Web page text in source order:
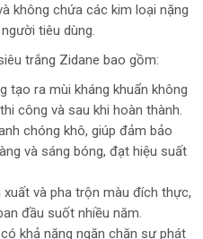
không chứa các kim loại nặng
tiêu dùng.
trắng Zidane bao gồm:
tạo ra mùi kháng khuẩn không
công và sau khi hoàn thành.
chóng khô, giúp đảm bảo
và sáng bóng, đạt hiệu suất
và pha trộn màu đích thực,
đầu suốt nhiều năm.
khả năng ngăn chặn sự phát